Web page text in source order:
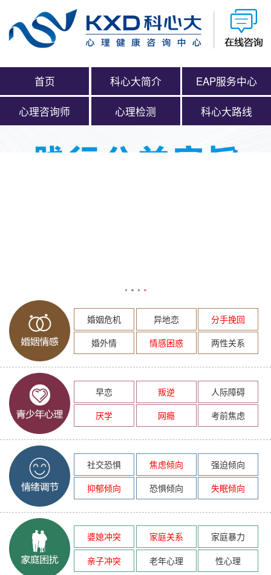
首页 科心大简介 EAP服务中心
心理咨询师 心理检测 科心大路线
婚姻危机 异地恋
分手挽回
婚外情
情感困惑 两性关系
早恋 叛逆
人际障碍
厌学
网瘾 考前焦虑
社交恐惧 焦虑倾向
强迫倾向
抑郁倾向
恐惧倾向 失眠倾向
婆媳冲突 家庭关系
家庭暴力
亲子冲突
老年心理 性心理